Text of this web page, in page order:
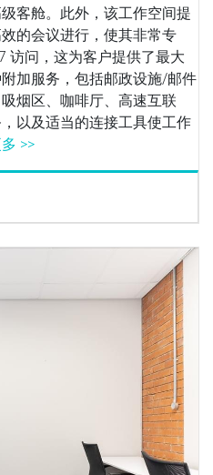
客舱。此外，该工作空间提
的会议进行，使其非常专
访问，这为客户提供了最大
加服务，包括邮政设施/邮件
烟区、咖啡厅、高速互联
以及适当的连接工具使工作
>>